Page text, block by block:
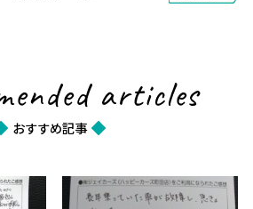
articles
おすすめ記事
車買取に迅速にかつ的確に対応して
た。 最初に査定来宅して頂いた時